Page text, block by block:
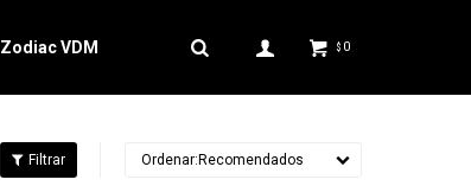
Zodiac VDM $ 0
Recomendados